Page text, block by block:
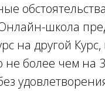
школа
на другой
не более чем на